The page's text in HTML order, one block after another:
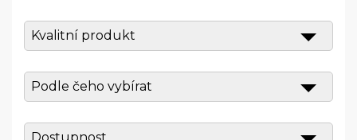
Kvalitní produkt
Podle čeho vybírat